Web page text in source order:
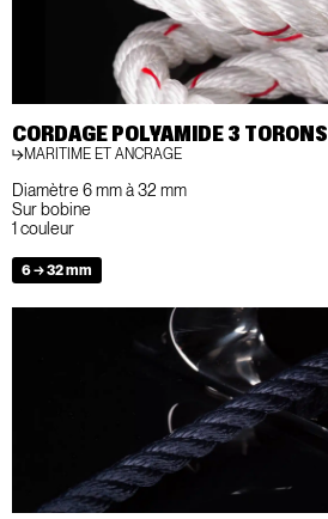
CORDAGE POLYAMIDE 3 TORONS
MARITIME ET ANCRAGE
Diamètre 6 mm à 32 mm
Sur bobine
1 couleur
6 → 32 mm